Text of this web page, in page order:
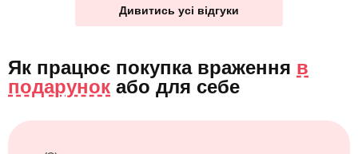
Дивитись усі відгуки
Як працює покупка враження в
подарунок або для себе